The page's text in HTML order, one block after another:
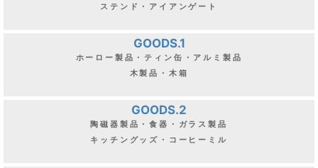
ステンド・アイアンゲート
GOODS.1
ホーロー製品・ティン缶・アルミ製品
木製品・木箱
GOODS.2
陶磁器製品・食器・ガラス製品
キッチングッズ・コーヒーミル